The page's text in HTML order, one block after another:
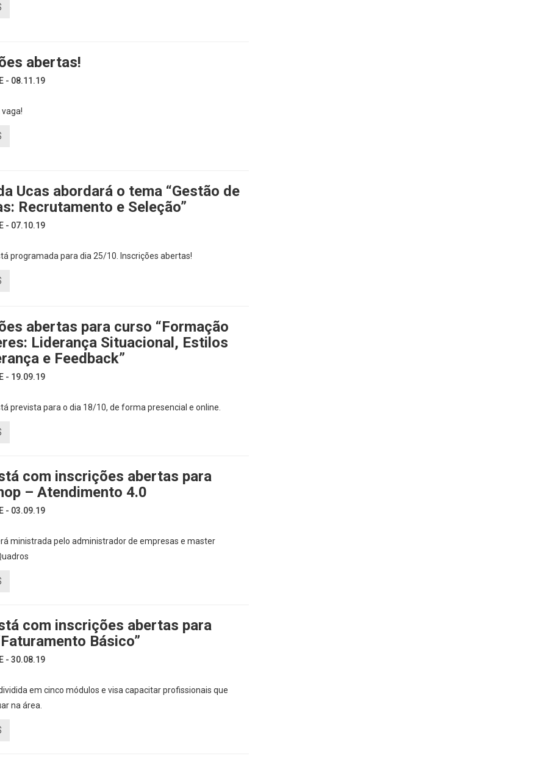
abertas!
- 08.11.19
Ucas abordará o tema “Gestão de
Recrutamento e Seleção”
- 07.10.19
programada para dia 25/10. Inscrições abertas!
abertas para curso “Formação
Liderança Situacional, Estilos
e Feedback”
- 19.09.19
prevista para o dia 18/10, de forma presencial e online.
com inscrições abertas para
– Atendimento 4.0
- 03.09.19
ministrada pelo administrador de empresas e master
com inscrições abertas para
Básico”
- 30.08.19
em cinco módulos e visa capacitar profissionais que
na área.